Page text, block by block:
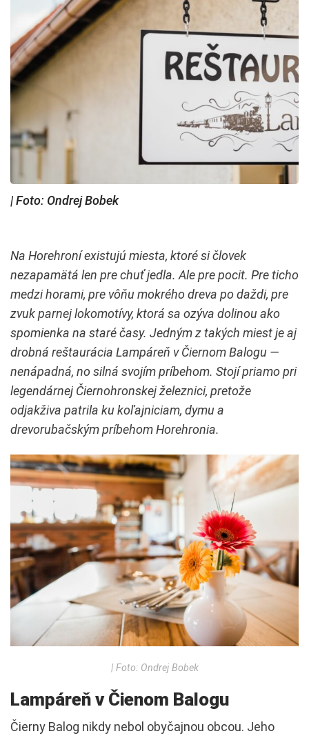
| Foto: Ondrej Bobek
Na Horehroní existujú miesta, ktoré si človek
nezapamätá len pre chuť jedla. Ale pre pocit. Pre ticho
medzi horami, pre vôňu mokrého dreva po daždi, pre
zvuk parnej lokomotívy, ktorá sa ozýva dolinou ako
spomienka na staré časy. Jedným z takých miest je aj
drobná reštaurácia Lampáreň v Čiernom Balogu —
nenápadná, no silná svojím príbehom. Stojí priamo pri
legendárnej Čiernohronskej železnici, pretože
odjakživa patrila ku koľajniciam, dymu a
drevorubačským príbehom Horehronia.
| Foto: Ondrej Bobek
Lampáreň v Čienom Balogu
Čierny Balog nikdy nebol obyčajnou obcou. Jeho